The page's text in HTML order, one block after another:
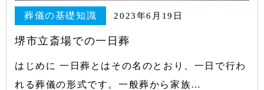
葬儀の基礎知識 2023年6月19日
堺市立斎場での一日葬
はじめに 一日葬とはその名のとおり、一日で行わ
れる葬儀の形式です。一般葬から家族…